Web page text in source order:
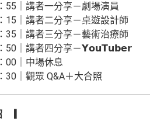
55｜講者一分享－劇場演員
15｜講者二分享－桌遊設計師
35｜講者三分享－藝術治療師
50｜講者四分享－𝗬𝗼𝘂𝗧𝘂𝗯𝗲𝗿
00｜中場休息
30｜觀眾 Q&A＋大合照
▎